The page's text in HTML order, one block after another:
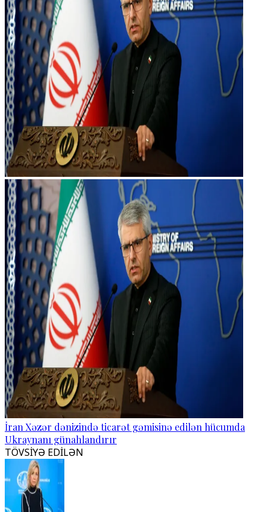
İran Xəzər dənizində ticarət gəmisinə edilən hücumda
Ukraynanı günahlandırır
TÖVSİYƏ EDİLƏN